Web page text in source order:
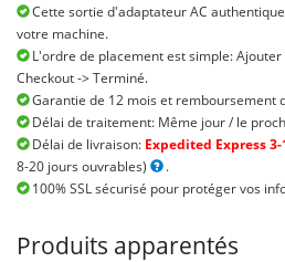
Cette sortie d'adaptateur AC
votre machine.
L'ordre de placement est simple: Ajouter
Checkout -> Terminé.
Garantie de 12 mois et remboursement
Délai de traitement: Même jour / le
Délai de livraison: Expedited Express
8-20 jours ouvrables)
.
100% SSL sécurisé pour protéger vos
Produits apparentés